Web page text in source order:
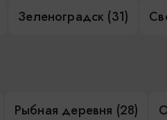
Зеленоградск (31)
Рыбная деревня (28)